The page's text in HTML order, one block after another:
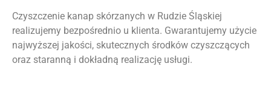
Czyszczenie kanap skórzanych w Rudzie Śląskiej
realizujemy bezpośrednio u klienta. Gwarantujemy użycie
najwyższej jakości, skutecznych środków czyszczących
oraz staranną i dokładną realizację usługi.